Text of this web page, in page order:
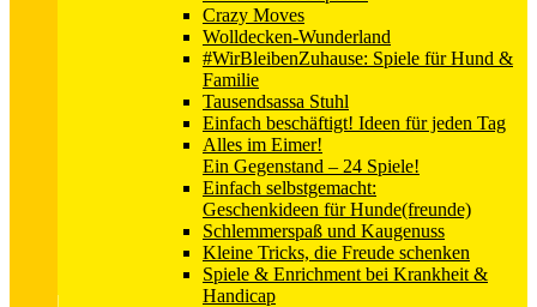
Crazy Moves
Wolldecken-Wunderland
#WirBleibenZuhause: Spiele für Hund &
Familie
Tausendsassa Stuhl
Einfach beschäftigt! Ideen für jeden Tag
Alles im Eimer!
Ein Gegenstand – 24 Spiele!
Einfach selbstgemacht:
Geschenkideen für Hunde(freunde)
Schlemmerspaß und Kaugenuss
Kleine Tricks, die Freude schenken
Spiele & Enrichment bei Krankheit &
Handicap